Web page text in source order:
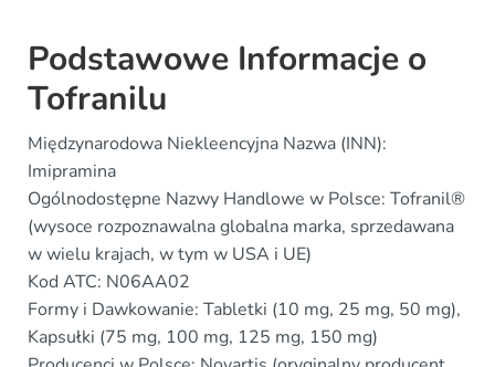
Podstawowe Informacje o
Tofranilu
Międzynarodowa Niekleencyjna Nazwa (INN):
Imipramina
Ogólnodostępne Nazwy Handlowe w Polsce: Tofranil®
(wysoce rozpoznawalna globalna marka, sprzedawana
w wielu krajach, w tym w USA i UE)
Kod ATC: N06AA02
Formy i Dawkowanie: Tabletki (10 mg, 25 mg, 50 mg),
Kapsułki (75 mg, 100 mg, 125 mg, 150 mg)